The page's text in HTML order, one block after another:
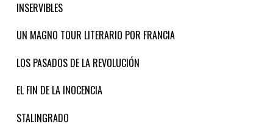
INSERVIBLES
UN MAGNO TOUR LITERARIO POR FRANCIA
LOS PASADOS DE LA REVOLUCIÓN
EL FIN DE LA INOCENCIA
STALINGRADO